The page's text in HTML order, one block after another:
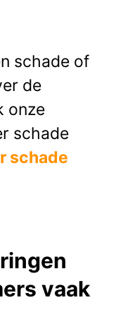
schade of
de
onze
schade
schade
vaak